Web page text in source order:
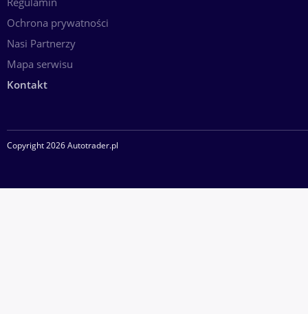
Ochrona prywatności
Nasi Partnerzy
Mapa serwisu
Kontakt
Copyright 2026 Autotrader.pl